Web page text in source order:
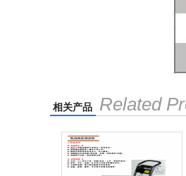
相关产品 Related